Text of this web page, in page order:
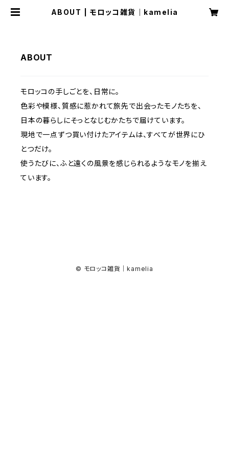
ABOUT | モロッコ雑貨｜kamelia
ABOUT
モロッコの手しごとを、日常に。
色彩や模様、質感に惹かれて旅先で出会ったモノたちを、
日本の暮らしにそっとなじむかたちで届けています。
現地で一点ずつ買い付けたアイテムは、すべてが世界にひ
とつだけ。
使うたびに、ふと遠くの風景を感じられるようなモノを揃え
ています。
© モロッコ雑貨｜kamelia